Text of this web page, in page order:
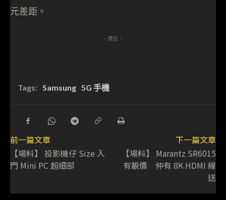
元差距。
- 廣告 -
Tags: Samsung 5G 手機
前一篇文章
【場料】 投影機仔 Size 入
門 Mini PC 超細部
下一篇文章
【場料】 Marantz SR6015
有靚價 仲有 8K HDMI 線
送